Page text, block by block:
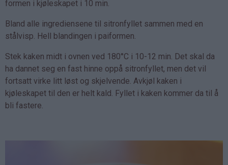
formen i kjøleskapet i 10 min.
Bland alle ingrediensene til sitronfyllet sammen med en
stålvisp. Hell blandingen i paiformen.
Stek kaken midt i ovnen ved 180°C i 10-12 min. Det skal da
ha dannet seg en fast hinne oppå sitronfyllet, men det vil
fortsatt virke litt løst og skjelvende. Avkjøl kaken i
kjøleskapet til den er helt kald. Fyllet i kaken kommer da til å
bli fastere.